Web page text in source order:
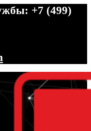
+7 (499)